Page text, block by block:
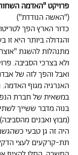
פרויקט "האדמה
("האשה הנודדת")
כדור הארץ הפך
והגדולה ביותר היא זו
מתנהלות להשגת
ולא בצרכי הסביבה.
ואבל והפך לזה של
האנרגיה מגוף
במשאית של חברת
בנוה מדבר ששייך
(מבוץ ואבנים
היה זה גן טבעי
תת-קרקעים לעצי